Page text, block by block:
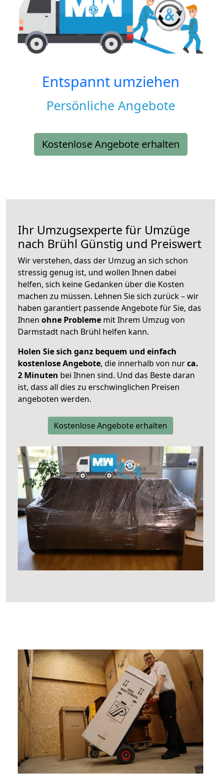
Entspannt umziehen
Persönliche Angebote
Kostenlose Angebote erhalten
Ihr Umzugsexperte für Umzüge
nach Brühl Günstig und Preiswert
Wir verstehen, dass der Umzug an sich schon
stressig genug ist, und wollen Ihnen dabei
helfen, sich keine Gedanken über die Kosten
machen zu müssen. Lehnen Sie sich zurück – wir
haben garantiert passende Angebote für Sie, das
Ihnen ohne Probleme mit Ihrem Umzug von
Darmstadt nach Brühl helfen kann.
Holen Sie sich ganz bequem und einfach
kostenlose Angebote, die innerhalb von nurca.
2 Minuten bei Ihnen sind. Und das Beste daran
ist, dass all dies zu erschwinglichen Preisen
angeboten werden.
Kostenlose Angebote erhalten